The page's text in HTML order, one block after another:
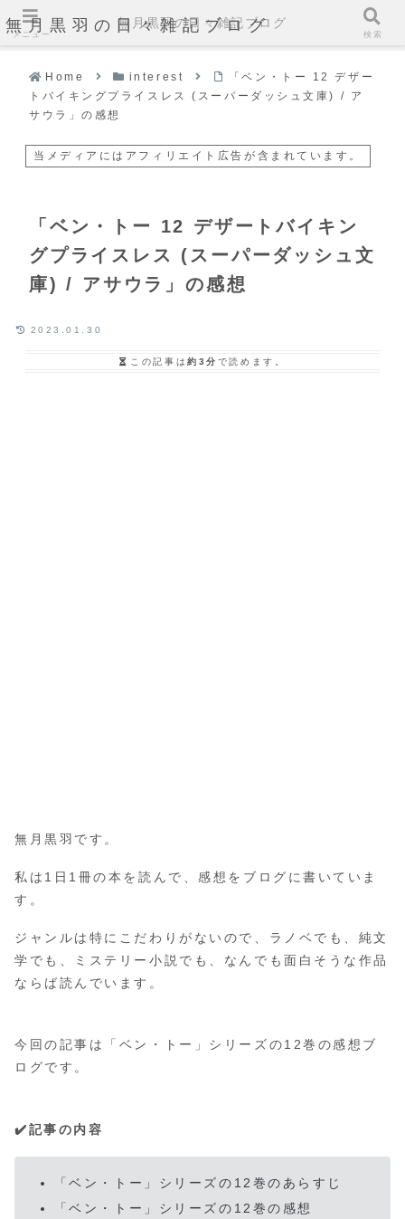
無月黒羽の日々雑記ブログ
Home interest
「ベン・トー 12 デザー
トバイキングプライスレス (スーパーダッシュ文庫) / ア
サウラ」の感想
当メディアにはアフィリエイト広告が含まれています。
「ベン・トー 12 デザートバイキン
グプライスレス (スーパーダッシュ文
庫) / アサウラ」の感想
2023.01.30
この記事は約3分 で読めます。
無月黒羽です。
私は1日1冊の本を読んで、感想をブログに書いていま
す。
ジャンルは特にこだわりがないので、ラノベでも、純文
学でも、ミステリー小説でも、なんでも面白そうな作品
ならば読んでいます。
今回の記事は「ベン・トー」シリーズの12巻の感想ブ
ログです。
✔️記事の内容
「ベン・トー」シリーズの12巻のあらすじ
「ベン・トー」シリーズの12巻の感想
メニュー
無月黒羽の日々雑記ブログ
検索